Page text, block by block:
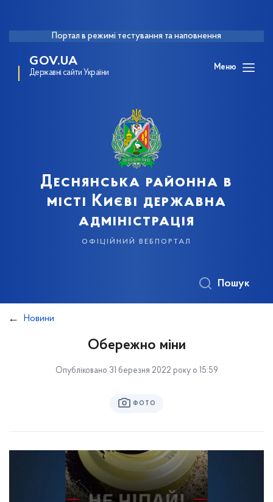
Портал в режимі тестування та наповнення
GOV.UA
Державні сайти України
Меню
Деснянська районна в
місті Києві державна
адміністрація
офіційний вебпортал
Пошук
Новини
Обережно міни
Опубліковано 31 березня 2022 року о 15:59
ФОТО